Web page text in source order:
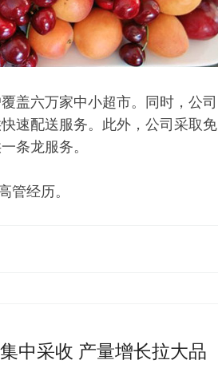
盖六万家中小超市。同时，公司
速配送服务。此外，公司采取免
条龙服务。
管经历。
中采收 产量增长拉大品